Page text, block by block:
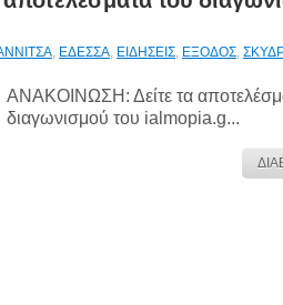
, ΕΔΕΣΣΑ, ΕΙΔΗΣΕΙΣ, ΕΞΟΔΟΣ,
ΑΝΑΚΟΙΝΩΣΗ: Δείτε τα
διαγωνισμού του ialmopia.g...